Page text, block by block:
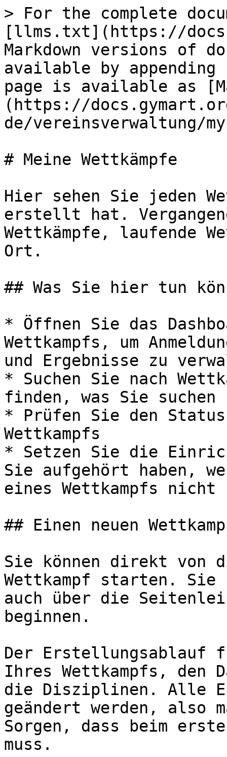
> For the complete
[llms.txt](https://
Markdown versions of
available by
page is available as
(https://
de/vereinsverwaltung/
# Meine Wettkämpfe
Hier sehen Sie jeden
erstellt hat. Vergangene
Wettkämpfe, laufende
Ort.
## Was Sie hier tun
* Öffnen Sie das
Wettkampfs, um
und Ergebnisse zu
* Suchen Sie nach
finden, was Sie suchen
* Prüfen Sie den
Wettkampfs
* Setzen Sie die
Sie aufgehört haben,
eines Wettkampfs nicht
## Einen neuen
Sie können direkt von
Wettkampf starten. Sie
auch über die
beginnen.
Der Erstellungsablauf
Ihres Wettkampfs, den
die Disziplinen. Alle
geändert werden, also
Sorgen, dass beim
muss.